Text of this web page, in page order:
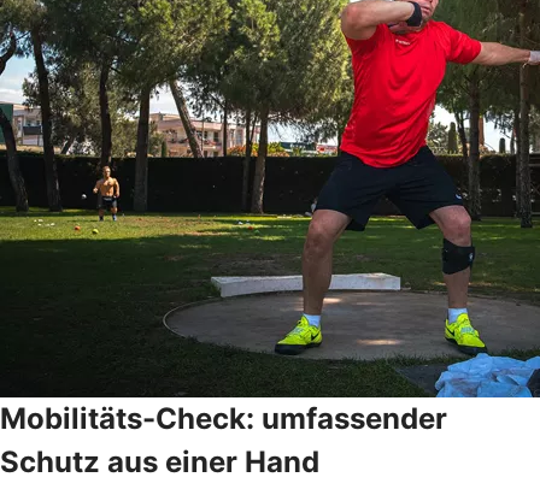
Mobilitäts-Check: umfassender
Schutz aus einer Hand